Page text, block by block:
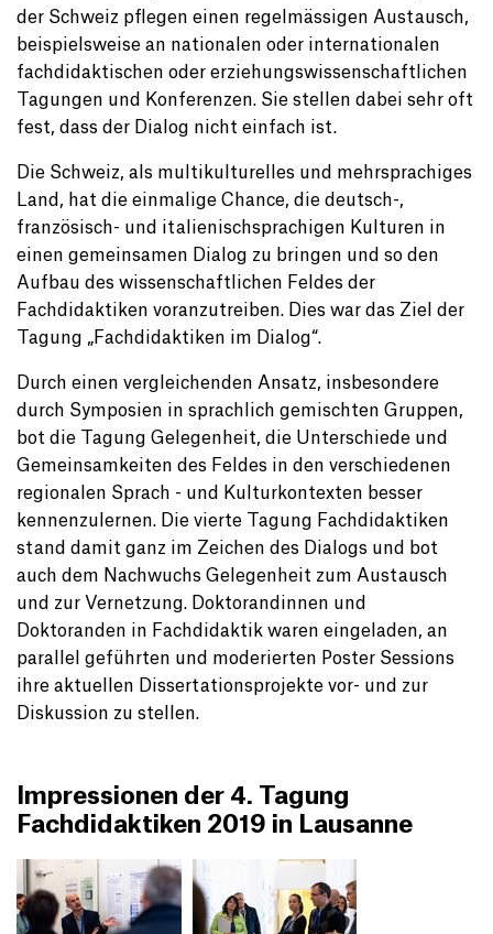
der Schweiz pflegen einen regelmässigen Austausch,
beispielsweise an nationalen oder internationalen
fachdidaktischen oder erziehungswissenschaftlichen
Tagungen und Konferenzen. Sie stellen dabei sehr oft
fest, dass der Dialog nicht einfach ist.
Die Schweiz, als multikulturelles und mehrsprachiges
Land, hat die einmalige Chance, die deutsch-,
französisch- und italienischsprachigen Kulturen in
einen gemeinsamen Dialog zu bringen und so den
Aufbau des wissenschaftlichen Feldes der
Fachdidaktiken voranzutreiben. Dies war das Ziel der
Tagung „Fachdidaktiken im Dialog“.
Durch einen vergleichenden Ansatz, insbesondere
durch Symposien in sprachlich gemischten Gruppen,
bot die Tagung Gelegenheit, die Unterschiede und
Gemeinsamkeiten des Feldes in den verschiedenen
regionalen Sprach - und Kulturkontexten besser
kennenzulernen. Die vierte Tagung Fachdidaktiken
stand damit ganz im Zeichen des Dialogs und bot
auch dem Nachwuchs Gelegenheit zum Austausch
und zur Vernetzung. Doktorandinnen und
Doktoranden in Fachdidaktik waren eingeladen, an
parallel geführten und moderierten Poster Sessions
ihre aktuellen Dissertationsprojekte vor- und zur
Diskussion zu stellen.
Impressionen der 4. Tagung
Fachdidaktiken 2019 in Lausanne